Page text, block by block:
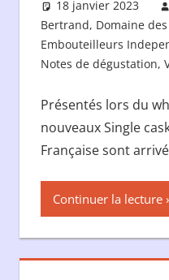
18 janvier 2023
Bertrand, Domaine
Embouteilleurs
Notes de dégustation,
Présentés lors du
nouveaux Single
Française sont
Continuer la lecture